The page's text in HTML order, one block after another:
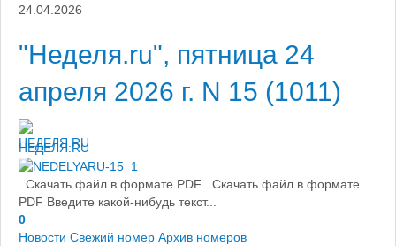
24.04.2026
"Неделя.ru", пятница 24
апреля 2026 г. N 15 (1011)
НЕДЕЛЯ.RU
Скачать файл в формате PDF Скачать файл в формате
PDF Введите какой-нибудь текст...
0
Новости Свежий номер Архив номеров